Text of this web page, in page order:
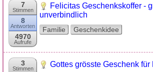
7
Stimmen
8
Antworten
4970
Aufrufe
Felicitas Geschenkskoffer -
unverbindlich
Familie Geschenkidee
3
Stimmen Gottes grösste Geschenk für